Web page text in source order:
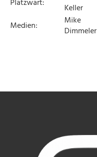
Platzwart:
Keller
Medien:
Mike
Dimmeler